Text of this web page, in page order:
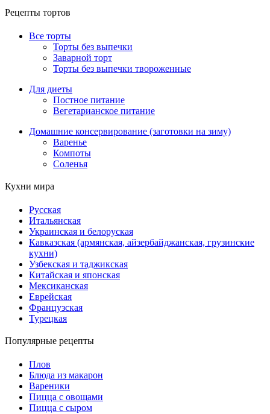
Рецепты тортов
Все торты
Торты без выпечки
Заварной торт
Торты без выпечки твороженные
Для диеты
Постное питание
Вегетарианское питание
Домашние консервирование (заготовки на зиму)
Варенье
Компоты
Соленья
Кухни мира
Русская
Итальянская
Украинская и белоруская
Кавказская (армянская, айзербайджанская, грузинские
кухни)
Узбекская и таджикская
Китайская и японская
Мексиканская
Еврейская
Французская
Турецкая
Популярные рецепты
Плов
Блюда из макарон
Вареники
Пицца с овощами
Пицца с сыром